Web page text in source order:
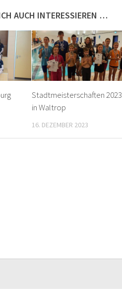
AUCH INTERESSIEREN …
Stadtmeisterschaften 2023
in Waltrop
16. DEZEMBER 2023